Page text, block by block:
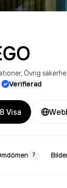
Övrig
Verifierad
Visa
7